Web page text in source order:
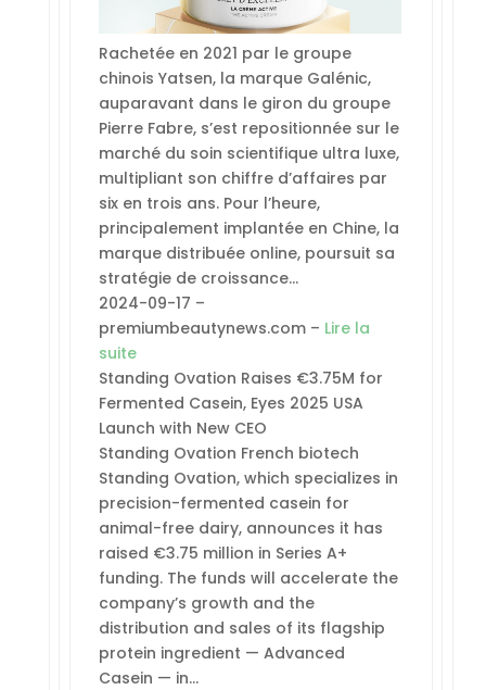
Rachetée en 2021 par le groupe
chinois Yatsen, la marque Galénic,
auparavant dans le giron du groupe
Pierre Fabre, s’est repositionnée sur le
marché du soin scientifique ultra luxe,
multipliant son chiffre d’affaires par
six en trois ans. Pour l’heure,
principalement implantée en Chine, la
marque distribuée online, poursuit sa
stratégie de croissance…
2024-09-17 –
premiumbeautynews.com – Lire la
suite
Standing Ovation Raises €3.75M for
Fermented Casein, Eyes 2025 USA
Launch with New CEO
Standing Ovation French biotech
Standing Ovation, which specializes in
precision-fermented casein for
animal-free dairy, announces it has
raised €3.75 million in Series A+
funding. The funds will accelerate the
company’s growth and the
distribution and sales of its flagship
protein ingredient — Advanced
Casein — in…